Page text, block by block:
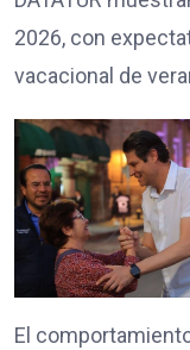
2026, con
vacacional de
El